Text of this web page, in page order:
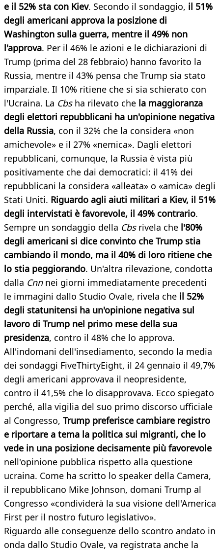
e il 52% sta con Kiev. Secondo il sondaggio, il 51%
degli americani approva la posizione di
Washington sulla guerra, mentre il 49% non
l'approva. Per il 46% le azioni e le dichiarazioni di
Trump (prima del 28 febbraio) hanno favorito la
Russia, mentre il 43% pensa che Trump sia stato
imparziale. Il 10% ritiene che si sia schierato con
l'Ucraina. La Cbsha rilevato che la maggioranza
degli elettori repubblicani ha un'opinione negativa
della Russia, con il 32% che la considera «non
amichevole» e il 27% «nemica». Dagli elettori
repubblicani, comunque, la Russia è vista più
positivamente che dai democratici: il 41% dei
repubblicani la considera «alleata» o «amica» degli
Stati Uniti. Riguardo agli aiuti militari a Kiev, il 51%
degli intervistati è favorevole, il 49% contrario.
Sempre un sondaggio della Cbsrivela che l'80%
degli americani si dice convinto che Trump stia
cambiando il mondo, ma il 40% di loro ritiene che
lo stia peggiorando. Un'altra rilevazione, condotta
dalla Cnnnei giorni immediatamente precedenti
le immagini dallo Studio Ovale, rivela che il 52%
degli statunitensi ha un'opinione negativa sul
lavoro di Trump nel primo mese della sua
presidenza, contro il 48% che lo approva.
All'indomani dell'insediamento, secondo la media
dei sondaggi FiveThirtyEight, il 24 gennaio il 49,7%
degli americani approvava il neopresidente,
contro il 41,5% che lo disapprovava. Ecco spiegato
perché, alla vigilia del suo primo discorso ufficiale
al Congresso, Trump preferisce cambiare registro
e riportare a tema la politica sui migranti, che lo
vede in una posizione decisamente più favorevole
nell'opinione pubblica rispetto alla questione
ucraina. Come ha scritto lo speaker della Camera,
il repubblicano Mike Johnson, domani Trump al
Congresso «condividerà la sua visione dell'America
First per il nostro futuro legislativo».
Riguardo alle conseguenze dello scontro andato in
onda dallo Studio Ovale, va registrata anche la